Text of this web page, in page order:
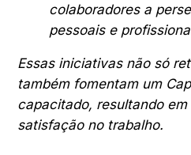
colaboradores a
pessoais e
Essas iniciativas não só
também fomentam um
capacitado, resultando
satisfação no trabalho.